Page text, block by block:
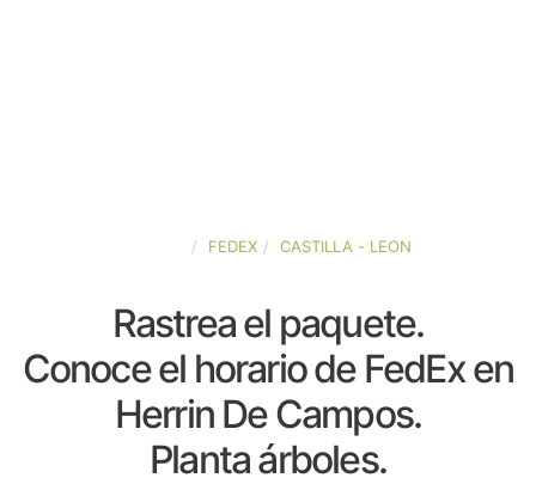
FEDEX CASTILLA - LEON
Rastrea el paquete.
Conoce el horario de FedEx en
Herrin De Campos.
Planta árboles.